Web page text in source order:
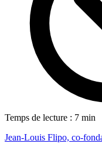
Temps de lecture : 7 min
Jean-Louis Flipo, co-